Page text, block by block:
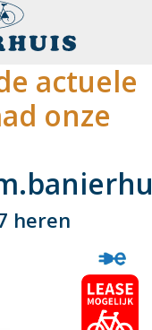
actuele
onze
heren